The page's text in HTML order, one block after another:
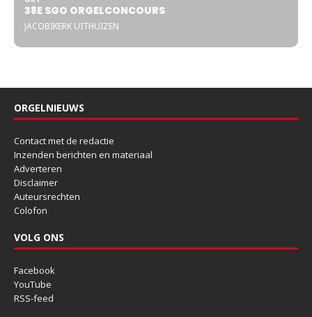
38E SGO ORGELCONCOURS
JACOBIKERK UITHUIZEN
ORGELNIEUWS
Contact met de redactie
Inzenden berichten en materiaal
Adverteren
Disclaimer
Auteursrechten
Colofon
VOLG ONS
Facebook
YouTube
RSS-feed